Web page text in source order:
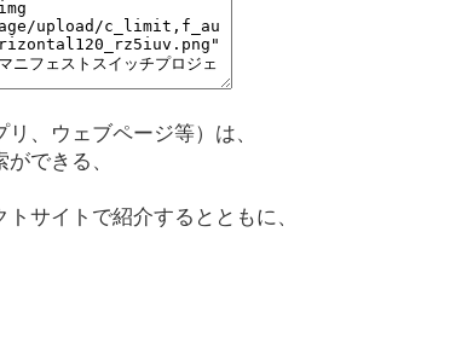
、ウェブページ等）は、
できる、
サイトで紹介するとともに、